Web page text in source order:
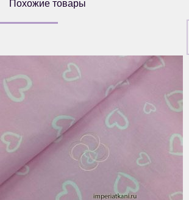
Похожие товары